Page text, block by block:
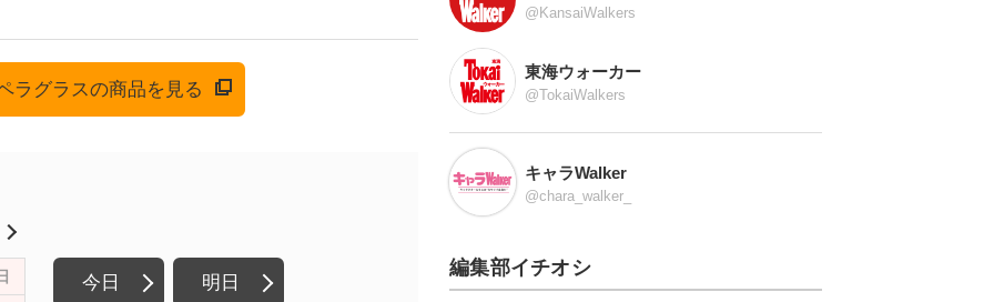
ラグラスの商品を見る
今日 明日
@KansaiWalkers
東海ウォーカー
@TokaiWalkers
キャラWalker
@chara_walker_
編集部イチオシ